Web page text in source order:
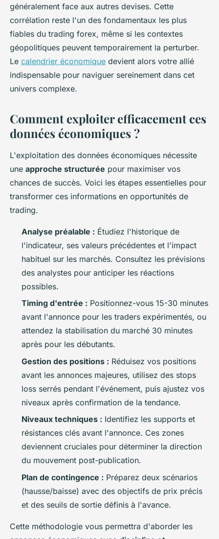
généralement face aux autres devises. Cette
corrélation reste l'un des fondamentaux les plus
fiables du trading forex, même si les contextes
géopolitiques peuvent temporairement la perturber.
Le calendrier économique devient alors votre allié
indispensable pour naviguer sereinement dans cet
univers complexe.
Comment exploiter efficacement ces
données économiques ?
L'exploitation des données économiques nécessite
une approche structurée pour maximiser vos
chances de succès. Voici les étapes essentielles pour
transformer ces informations en opportunités de
trading.
Analyse préalable : Étudiez l'historique de
l'indicateur, ses valeurs précédentes et l'impact
habituel sur les marchés. Consultez les prévisions
des analystes pour anticiper les réactions
possibles.
Timing d'entrée : Positionnez-vous 15-30 minutes
avant l'annonce pour les traders expérimentés, ou
attendez la stabilisation du marché 30 minutes
après pour les débutants.
Gestion des positions : Réduisez vos positions
avant les annonces majeures, utilisez des stops
loss serrés pendant l'événement, puis ajustez vos
niveaux après confirmation de la tendance.
Niveaux techniques : Identifiez les supports et
résistances clés avant l'annonce. Ces zones
deviennent cruciales pour déterminer la direction
du mouvement post-publication.
Plan de contingence : Préparez deux scénarios
(hausse/baisse) avec des objectifs de prix précis
et des seuils de sortie définis à l'avance.
Cette méthodologie vous permettra d'aborder les